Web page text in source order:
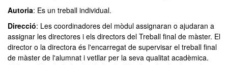
Autoria: Es un treball individual.
Direcció: Les coordinadores del mòdul assignaran o ajudaran a
assignar les directores i els directors del Treball final de màster. El
director o la directora és l'encarregat de supervisar el treball final
de màster de l'alumnat i vetllar per la seva qualitat acadèmica.